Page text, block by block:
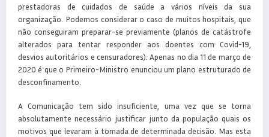
prestadoras de cuidados de saúde a vários níveis da sua
organização. Podemos considerar o caso de muitos hospitais, que
não conseguiram preparar-se previamente (planos de catástrofe
alterados para tentar responder aos doentes com Covid-19,
desvios autoritários e censuradores). Apenas no dia 11 de março de
2020 é que o Primeiro-Ministro enunciou um plano estruturado de
desconfinamento.
A Comunicação tem sido insuficiente, uma vez que se torna
absolutamente necessário justificar junto da população quais os
motivos que levaram à tomada de determinada decisão. Mas esta